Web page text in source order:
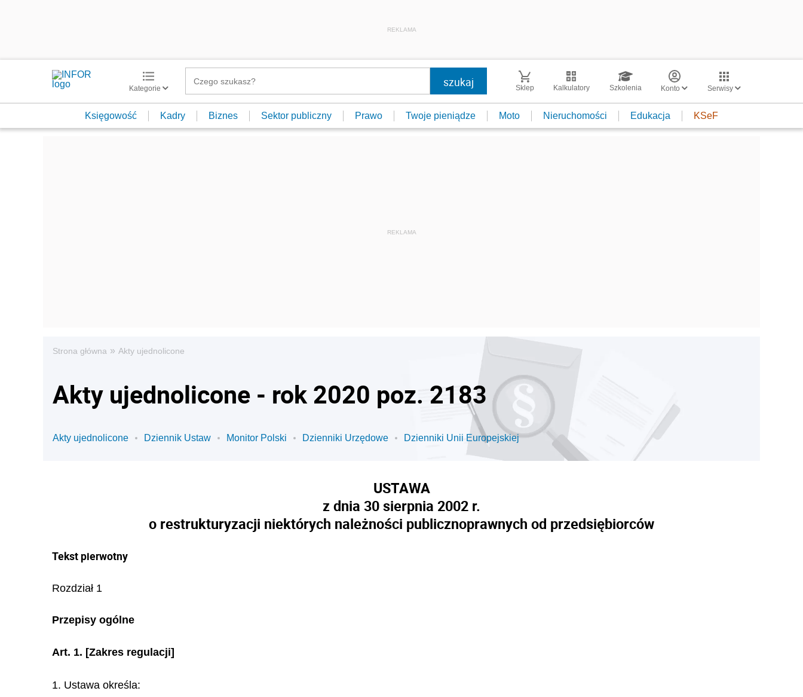
REKLAMA
Kategorie Sklep Kalkulatory Szkolenia Konto Serwisy
Księgowość Kadry Biznes Sektor publiczny Prawo Twoje pieniądze Moto Nieruchomości Edukacja KSeF
Strona główna » Akty ujednolicone
Akty ujednolicone - rok 2020 poz. 2183
Akty ujednolicone Dziennik Ustaw Monitor Polski Dzienniki Urzędowe Dzienniki Unii Europejskiej
USTAWA
z dnia 30 sierpnia 2002 r.
o restrukturyzacji niektórych należności publicznoprawnych od przedsiębiorców
Tekst pierwotny
Rozdział 1
Przepisy ogólne
Art. 1. [Zakres regulacji]
1. Ustawa określa: